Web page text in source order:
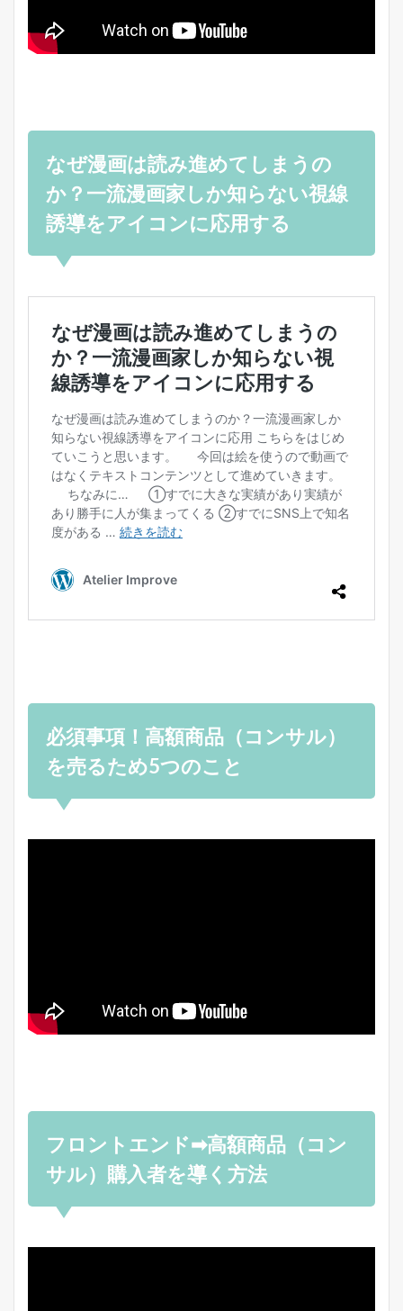
なぜ漫画は読み進めてしまうの
か？一流漫画家しか知らない視線
誘導をアイコンに応用する
必須事項！高額商品（コンサル）
を売るため5つのこと
フロントエンド➡高額商品（コン
サル）購入者を導く方法